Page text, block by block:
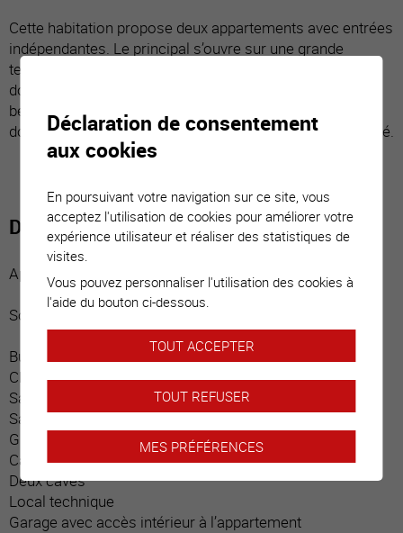
Cette habitation propose deux appartements avec entrées
indépendantes. Le principal s’ouvre sur une grande
terrasse et une jolie parcelle arborée entourant la villa. Il
donne accès directement au sous-sol dont il est le seul
bénéficiaire. Au niveau supérieur, le deuxième logement
donne accès à un balcon couvert. Il est actuellement loué.
Distribution du bien
Appartement 4.5 pces, entrée indépendante :
Sous-sol :
Bureau / dégagement
Chambre
Salle d’eau
Salle d’eau / douche
Grande buanderie privative
Carnotzet
Deux caves
Local technique
Garage avec accès intérieur à l’appartement
Déclaration de consentement
aux cookies
En poursuivant votre navigation sur ce site, vous
acceptez l'utilisation de cookies pour améliorer votre
expérience utilisateur et réaliser des statistiques de
visites.
Vous pouvez personnaliser l'utilisation des cookies à
l'aide du bouton ci-dessous.
TOUT ACCEPTER
TOUT REFUSER
MES PRÉFÉRENCES